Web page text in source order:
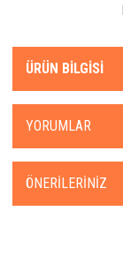
ÜRÜN BILGISI
YORUMLAR
ÖNERILERINIZ